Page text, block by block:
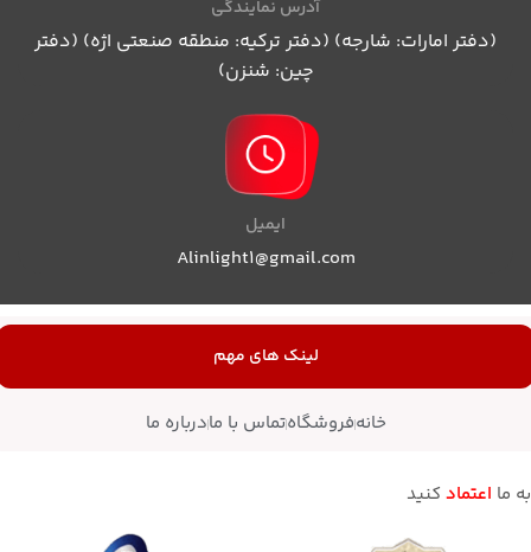
آدرس نمایندگی
(دفتر امارات: شارجه) (دفتر ترکیه: منطقه صنعتی اژه) (دفتر
چین: شنزن)
ایمیل
Alinlight1@gmail.com
لینک های مهم
خانهفروشگاهتماس با مادرباره ما
به ما اعتماد کنید